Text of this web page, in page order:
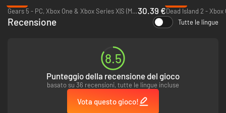
Gears 5 - PC, Xbox One & Xbox Series X|S (Microsoft Store)30.39 €Dead Island 2 - Xbox
Recensione Tutte le lingue
8.5
Punteggio della recensione del gioco
basato su 36 recensioni, tutte le lingue incluse
Vota questo gioco!